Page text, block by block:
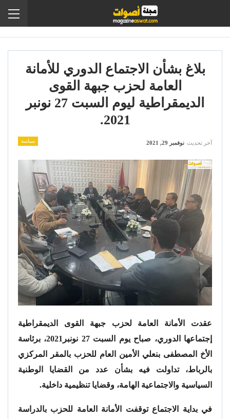
بلاغ بشأن الاجتماع الدوري للأمانة
العامة لحزب جبهة القوى
الديمقراطية ليوم السبت 27 نونبر
2021.
سياسة آخر تحديث نوفمبر 29, 2021
عقدت الأمانة العامة لحزب جبهة القوى الديمقراطية
إجتماعها الدوري، صباح يوم السبت 27 نونبر2021، برئاسة
الأخ المصطفى بنعلي الأمين العام للحزب بالمقر المركزي
بالرباط، تداولت فيه بشأن عدد من القضايا الوطنية
السياسية والاجتماعية الهامة، وقضايا تنظيمية داخلية.
في بداية الاجتماع توقفت الأمانة العامة للحزب بالدراسة